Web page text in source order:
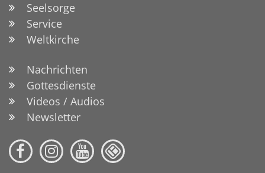
Seelsorge
Service
Weltkirche
Nachrichten
Gottesdienste
Videos / Audios
Newsletter